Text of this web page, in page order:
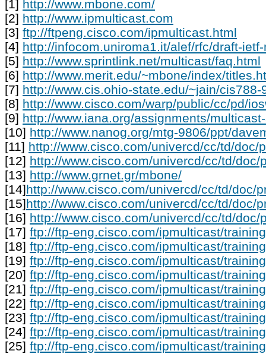
[1] http://www.mbone.com/
[2] http://www.ipmulticast.com
[3] ftp://ftpeng.cisco.com/ipmulticast.html
[4] http://infocom.uniroma1.it/alef/rfc/draft-
[5] http://www.sprintlink.net/multicast/faq.html
[6] http://www.merit.edu/~mbone/index/
[7] http://www.cis.ohio-state.edu/~jain/
[8] http://www.cisco.com/warp/public/cc/pd/
[9] http://www.iana.org/assignments/
[10] http://www.nanog.org/mtg-9806/ppt/
[11] http://www.cisco.com/univercd/cc/td/
[12] http://www.cisco.com/univercd/cc/td/
[13] http://www.grnet.gr/mbone/
[14]http://www.cisco.com/univercd/cc/td/doc/
[15]http://www.cisco.com/univercd/cc/td/doc/
[16] http://www.cisco.com/univercd/cc/td/
[17] ftp://ftp-eng.cisco.com/ipmulticast/
[18] ftp://ftp-eng.cisco.com/ipmulticast/
[19] ftp://ftp-eng.cisco.com/ipmulticast/
[20] ftp://ftp-eng.cisco.com/ipmulticast/
[21] ftp://ftp-eng.cisco.com/ipmulticast/
[22] ftp://ftp-eng.cisco.com/ipmulticast/
[23] ftp://ftp-eng.cisco.com/ipmulticast/
[24] ftp://ftp-eng.cisco.com/ipmulticast/
[25] ftp://ftp-eng.cisco.com/ipmulticast/